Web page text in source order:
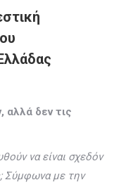
αλλά δεν τις
να είναι σχεδόν
Σύμφωνα με την